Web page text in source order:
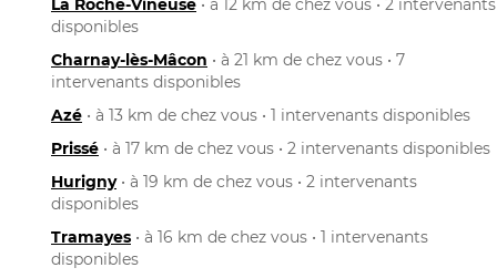
La Roche-Vineuse • à 12 km de chez vous • 2 intervenants
disponibles
Charnay-lès-Mâcon • à 21 km de chez vous • 7
intervenants disponibles
Azé • à 13 km de chez vous • 1 intervenants disponibles
Prissé • à 17 km de chez vous • 2 intervenants disponibles
Hurigny• à 19 km de chez vous • 2 intervenants
disponibles
Tramayes • à 16 km de chez vous • 1 intervenants
disponibles